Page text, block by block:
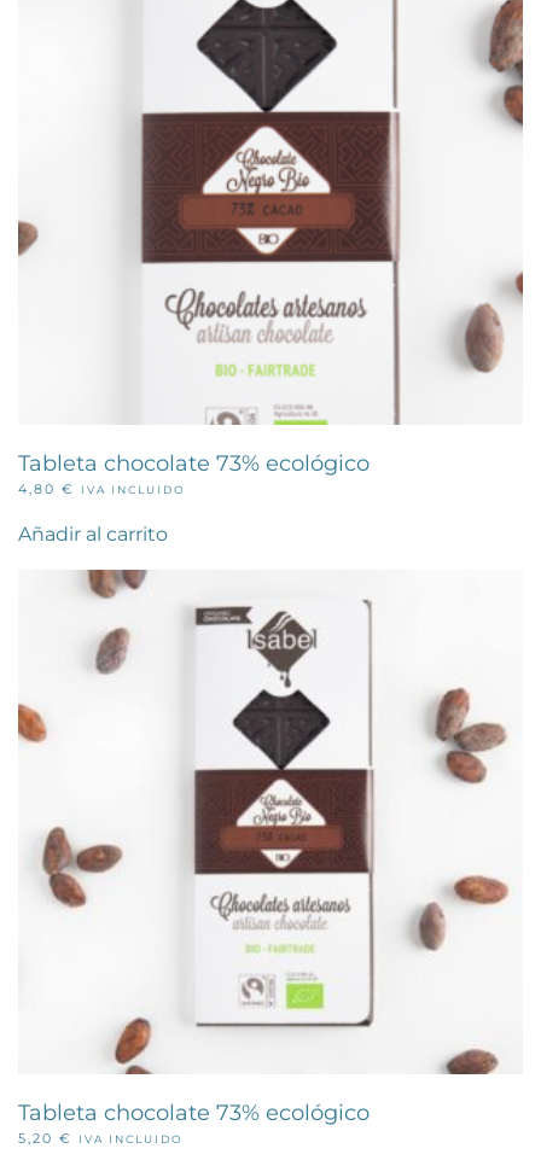
Tableta chocolate 73% ecológico
4,80 € IVA INCLUIDO
Añadir al carrito
Tableta chocolate 73% ecológico
5,20 € IVA INCLUIDO